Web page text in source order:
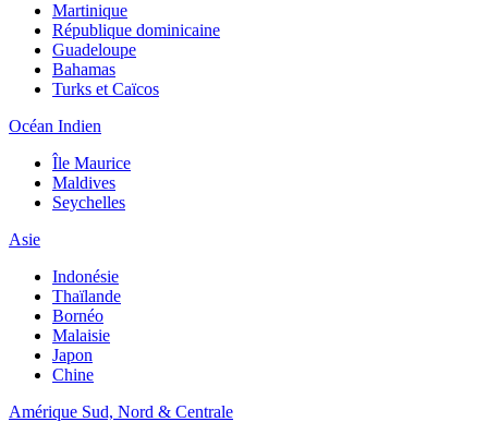
Martinique
République dominicaine
Guadeloupe
Bahamas
Turks et Caïcos
Océan Indien
Île Maurice
Maldives
Seychelles
Asie
Indonésie
Thaïlande
Bornéo
Malaisie
Japon
Chine
Amérique Sud, Nord & Centrale